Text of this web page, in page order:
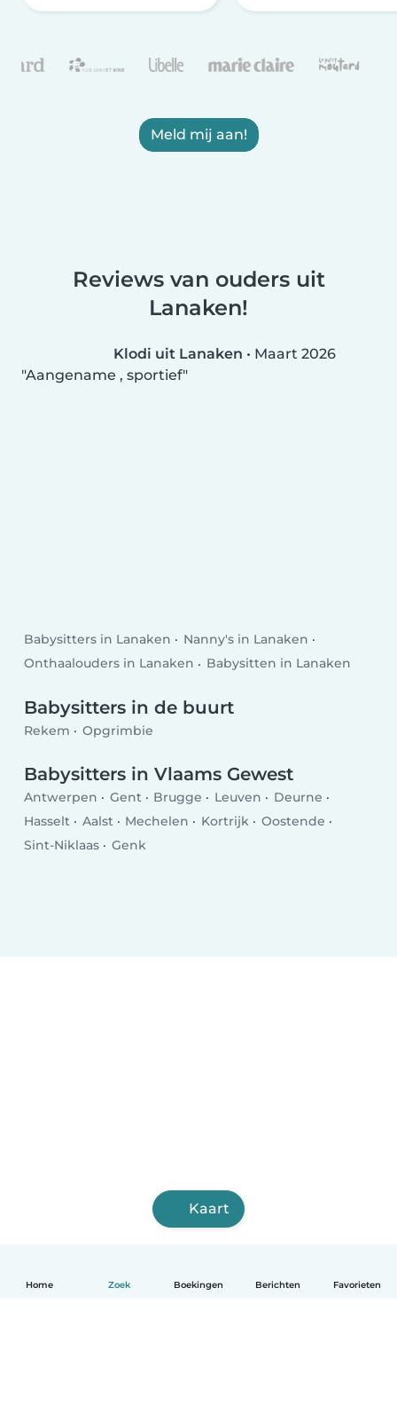
Home Zoek Boekingen Berichten Favorieten
Meld mij aan!
Reviews van ouders uit
Lanaken!
Klodi uit Lanaken • Maart 2026
Aangename , sportief
Babysitters in Lanaken
Nanny's in Lanaken
Onthaalouders in Lanaken
Babysitten in Lanaken
Babysitters in de buurt
Rekem Opgrimbie
Babysitters in Vlaams Gewest
Antwerpen Gent Brugge Leuven
Deurne
Hasselt
Aalst Mechelen Kortrijk
Oostende
Sint-Niklaas
Genk
Kaart